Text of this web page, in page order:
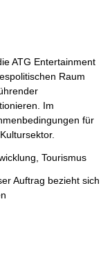
ATG Entertainment
Raum
Im
für
Tourismus
Auftrag bezieht sich